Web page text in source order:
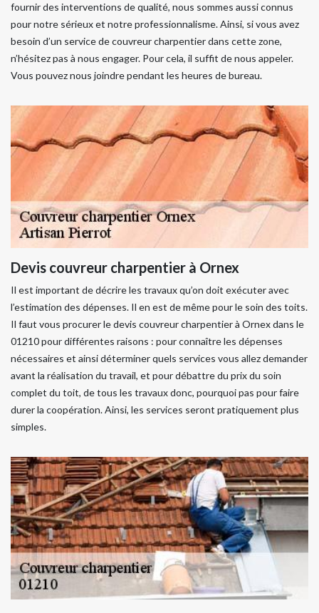
fournir des interventions de qualité, nous sommes aussi connus
pour notre sérieux et notre professionnalisme. Ainsi, si vous avez
besoin d’un service de couvreur charpentier dans cette zone,
n’hésitez pas à nous engager. Pour cela, il suffit de nous appeler.
Vous pouvez nous joindre pendant les heures de bureau.
Devis couvreur charpentier à Ornex
Il est important de décrire les travaux qu’on doit exécuter avec
l’estimation des dépenses. Il en est de même pour le soin des toits.
Il faut vous procurer le devis couvreur charpentier à Ornex dans le
01210 pour différentes raisons : pour connaître les dépenses
nécessaires et ainsi déterminer quels services vous allez demander
avant la réalisation du travail, et pour débattre du prix du soin
complet du toit, de tous les travaux donc, pourquoi pas pour faire
durer la coopération. Ainsi, les services seront pratiquement plus
simples.